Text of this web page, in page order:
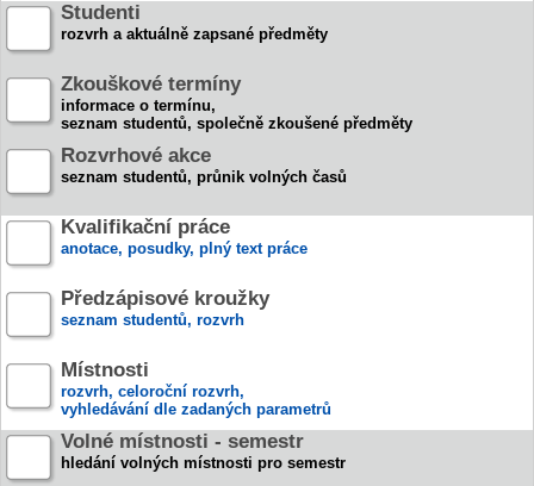
Studenti
rozvrh a aktuálně zapsané předměty
Zkouškové termíny
informace o termínu,
seznam studentů, společně zkoušené předměty
Rozvrhové akce
seznam studentů, průnik volných časů
Kvalifikační práce
anotace, posudky, plný text práce
Předzápisové kroužky
seznam studentů, rozvrh
Místnosti
rozvrh, celoroční rozvrh,
vyhledávání dle zadaných parametrů
Volné místnosti - semestr
hledání volných místnosti pro semestr